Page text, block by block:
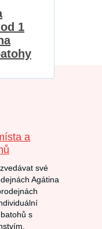
1
a
své
Agátina
s